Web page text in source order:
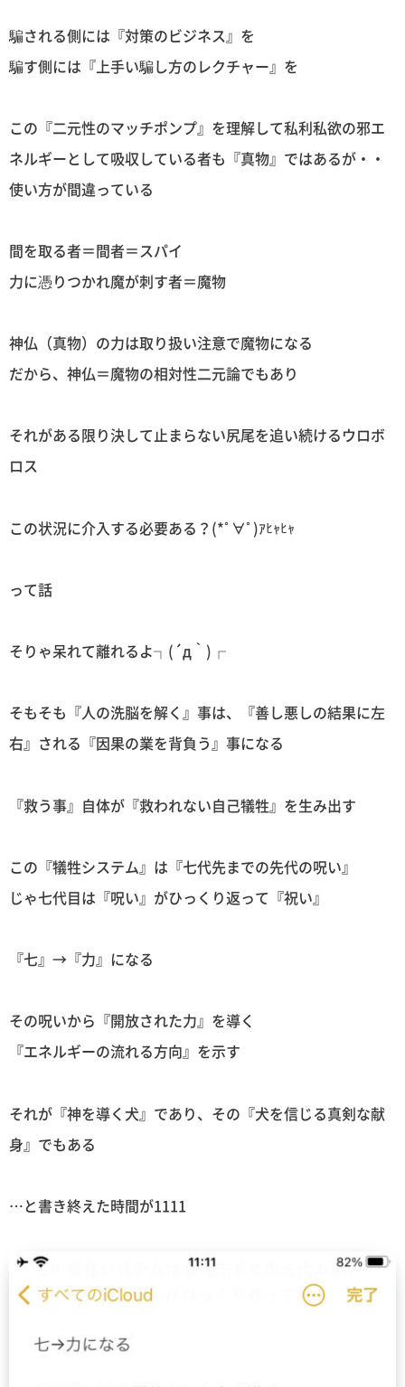
騙される側には『対策のビジネス』を
騙す側には『上手い騙し方のレクチャー』を
この『二元性のマッチポンプ』を理解して私利私欲の邪エ
ネルギーとして吸収している者も『真物』ではあるが・・
使い方が間違っている
間を取る者＝間者＝スパイ
力に憑りつかれ魔が刺す者＝魔物
神仏（真物）の力は取り扱い注意で魔物になる
だから、神仏＝魔物の相対性二元論でもあり
それがある限り決して止まらない尻尾を追い続けるウロボ
ロス
この状況に介入する必要ある？(*ﾟ∀ﾟ)ｱﾋｬﾋｬ
って話
そりゃ呆れて離れるよ┐(´д｀)┌
そもそも『人の洗脳を解く』事は、『善し悪しの結果に左
右』される『因果の業を背負う』事になる
『救う事』自体が『救われない自己犠牲』を生み出す
この『犠牲システム』は『七代先までの先代の呪い』
じゃ七代目は『呪い』がひっくり返って『祝い』
『七』→『力』になる
その呪いから『開放された力』を導く
『エネルギーの流れる方向』を示す
それが『神を導く犬』であり、その『犬を信じる真剣な献
身』でもある
…と書き終えた時間が1111